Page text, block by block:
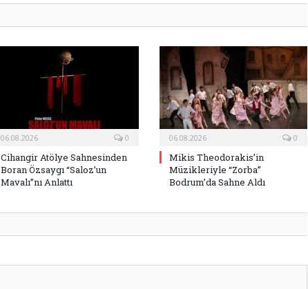
06.08.2026 0
Cihangir Atölye Sahnesinden
Boran Özsaygı “Saloz’un
Mavalı”nı Anlattı
06.08.2026 0
Mikis Theodorakis’in
Müzikleriyle “Zorba”
Bodrum’da Sahne Aldı